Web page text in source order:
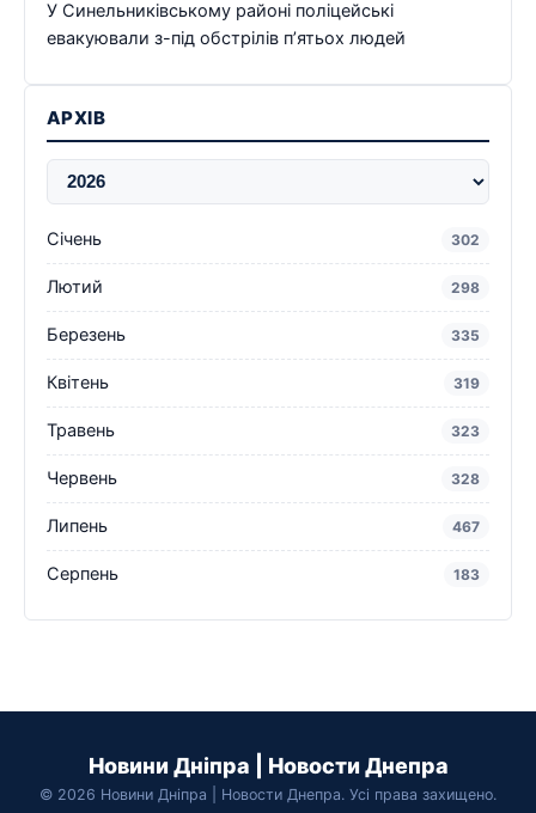
У Синельниківському районі поліцейські
евакуювали з-під обстрілів п’ятьох людей
АРХІВ
Січень 302
Лютий 298
Березень 335
Квітень 319
Травень 323
Червень 328
Липень 467
Серпень 183
Новини Дніпра | Новости Днепра
© 2026 Новини Дніпра | Новости Днепра. Усі права захищено.